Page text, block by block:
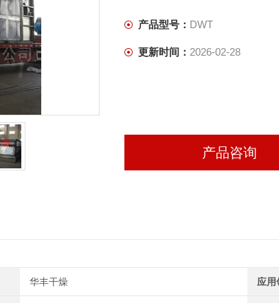
产品型号： DWT
更新时间： 2026-02-28
产品咨询
华丰干燥 应用